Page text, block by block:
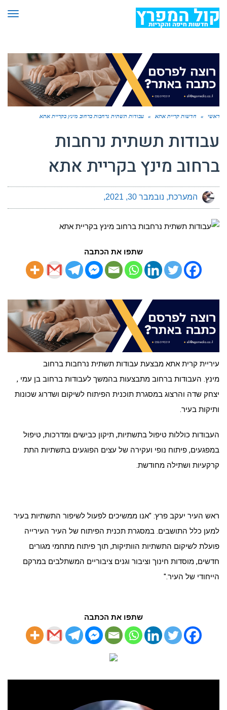
ראשי » חדשות קריית אתא » עבודות תשתית נרחבות ברחוב מינץ בקריית אתא
עבודות תשתית נרחבות
ברחוב מינץ בקריית אתא
המערכת נובמבר 30, 2021
שתפו את הכתבה
עיריית קרית אתא מבצעת עבודות תשתית נרחבות ברחוב
מינץ. העבודות ברחוב מתבצעות בהמשך לעבודות ברחוב בן עמי ,
יצחק שדה והרצוג במסגרת תוכנית הפיתוח לשיקום ושדרוג שכונות
ותיקות בעיר.
העבודות כוללות טיפול בתשתיות, תיקון כבישים ומדרכות, טיפול
במפגעים, פיתוח נופי ועקירה של עצים הפוגעים בתשתיות התת
קרקעיות ושתילה מחודשת.
ראש העיר יעקב פרץ: "אנו ממשיכים לפעול לשיפור התשתיות בעיר
למען כלל התושבים. במסגרת תכנית הפיתוח של העיר העירייה
פועלת לשיקום התשתיות הוותיקות, תוך פיתוח מתחמי מגורים
חדשים, מוסדות חינוך וציבור וגנים ציבוריים המשתלבים במרקם
הייחודי של העיר."
שתפו את הכתבה